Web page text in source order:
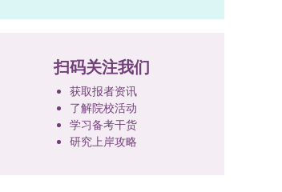
表现材料进行复核。考核不合格者不予录取。四、
录取办法1.考生总成绩由材料评议成绩和复试成绩
加权得出，具体计算公式为：总成绩 = 材料评议
成绩 × 50% + 复试成绩 × 50%。2.录取工作坚
持“全面衡量、择优录取、保证质量、宁缺毋滥”原
专业学位研究生分类培养，优化前者课程体系的理
融合方面，学校出台《科技小院管理办法》《研究
生联合培养基地建设管理办法》等文件，明确产学
研一体化培养定位。目前已建成8个省级科技小
扫码关注我们
获取报者资讯
了解院校活动
学习备考干货
研究上岸攻略